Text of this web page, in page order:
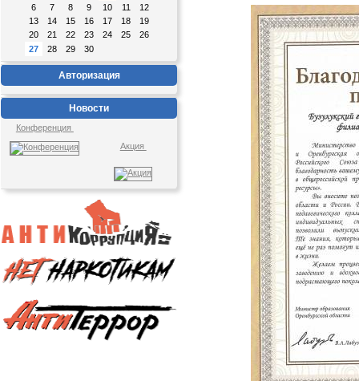
6
7 8 9 10 11
12
13
14 15 16 17 18
19
20
21 22 23 24 25
26
27
28 29 30
Авторизация
Новости
Конференция
Акция